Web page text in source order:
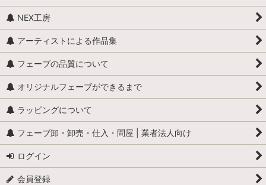
NEX工房
アーティストによる作品集
フェーブの品質について
オリジナルフェーブができるまで
ラッピングについて
フェーブ卸・卸売・仕入・問屋 | 業者法人向け
ログイン
会員登録